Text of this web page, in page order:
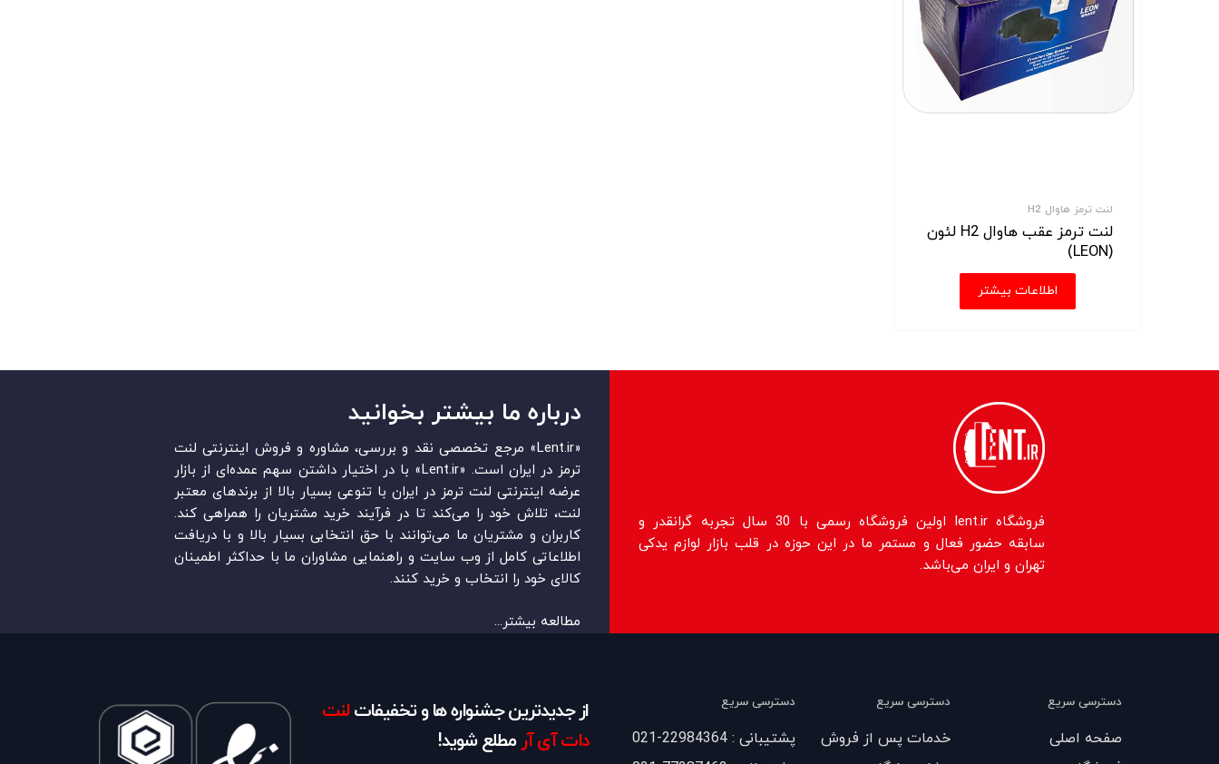
لنت ترمز هاوال H2
لنت ترمز عقب هاوال H2 لئون
(LEON)
اطلاعات بیشتر
فروشگاه lent.ir اولین فروشگاه رسمی با 30 سال تجربه گرانقدر و
سابقه حضور فعال و مستمر ما در این حوزه در قلب بازار لوازم یدکی
تهران و ایران می‌باشد.
درباره ما بیشتر بخوانید
«Lent.ir» مرجع تخصصی نقد و بررسی، مشاوره و فروش اینترنتی لنت
ترمز در ایران است. «Lent.ir» با در اختیار داشتن سهم عمده‏‌ای از بازار
عرضه اینترنتی لنت ترمز در ایران با تنوعی بسیار بالا از برندهای معتبر
لنت، تلاش خود را می‌‏‏کند تا در فرآیند خرید مشتریان را همراهی کند.
کاربران و مشتریان ما می‏‏‌توانند با حق انتخابی بسیار بالا و با دریافت
اطلاعاتی کامل از وب سایت و راهنمایی مشاوران ما با حداکثر اطمینان
کالای خود را انتخاب و خرید کنند.
مطالعه بیشتر...
دسترسی سریع
صفحه اصلی
دسترسی سریع
خدمات پس از فروش
دسترسی سریع
پشتیبانی : 22984364-021
از جدیدترین جشنواره ها و تخفیفاتلنت
دات آی آرمطلع شوید!